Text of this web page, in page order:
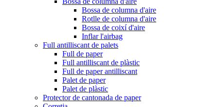
Bossa de columna d'aire
Rotlle de columna d'aire
Bossa de coixí d'aire
Inflar l'airbag
Full antilliscant de palets
Full de paper
Full antilliscant de plàstic
Full de paper antilliscant
Palet de paper
Palet de plàstic
Protector de cantonada de paper